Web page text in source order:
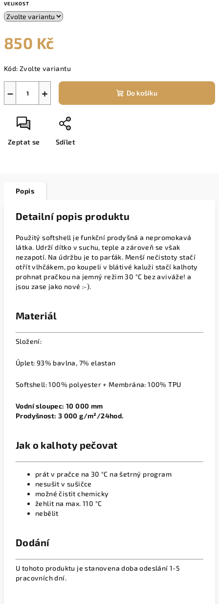
VELIKOST
850 Kč
cena:
Kód: Zvolte variantu
+
− Do košíku
Zeptat se Sdílet
Popis
Detailní popis produktu
Použitý softshell je funkční prodyšná a nepromokavá
látka. Udrží dítko v suchu, teple a zároveň se však
nezapotí. Na údržbu je to parťák. Menší nečistoty stačí
otřít vlhčákem, po koupeli v blátivé kaluži stačí kalhoty
prohnat pračkou na jemný režim 30 °C bez aviváže! a
jsou zase jako nové :-).
Materiál
Složení:
Úplet: 93% bavlna, 7% elastan
Softshell: 100% polyester + Membrána: 100% TPU
Vodní sloupec: 10 000 mm
Prodyšnost: 3 000 g/m²/24hod.
Jak o kalhoty pečovat
prát v pračce na 30 °C na šetrný program
nesušit v sušičce
možné čistit chemicky
žehlit na max. 110 °C
nebělit
Dodání
U tohoto produktu je stanovena doba odeslání 1-5
pracovních dní.